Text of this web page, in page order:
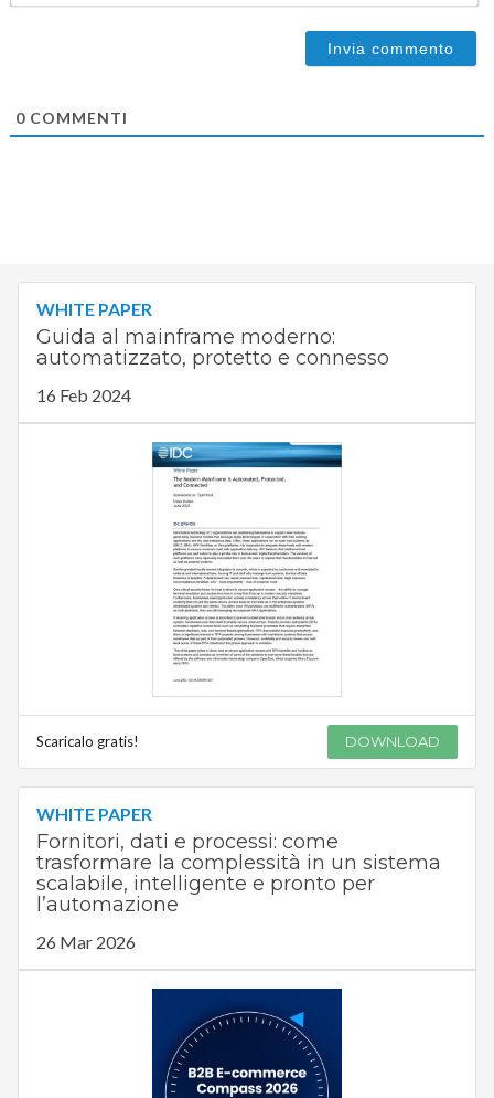
0COMMENTI
WHITE PAPER
Guida al mainframe moderno:
automatizzato, protetto e connesso
16 Feb 2024
Scaricalo gratis! DOWNLOAD
WHITE PAPER
Fornitori, dati e processi: come
trasformare la complessità in un sistema
scalabile, intelligente e pronto per
l’automazione
26 Mar 2026